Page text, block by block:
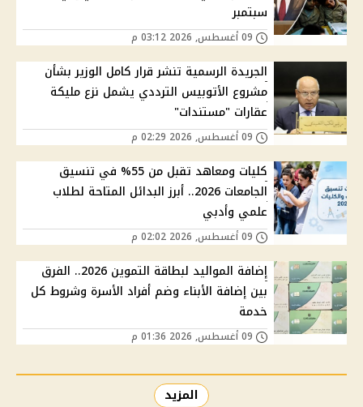
سبتمبر
الجريدة الرسمية تنشر قرار كامل الوزير بشأن
مشروع الأتوبيس الترددي يشمل نزع مليكة
عقارات "مستندات"
كليات ومعاهد تقبل من 55% في تنسيق
الجامعات 2026.. أبرز البدائل المتاحة لطلاب
علمي وأدبي
إضافة المواليد لبطاقة التموين 2026.. الفرق
بين إضافة الأبناء وضم أفراد الأسرة وشروط كل
خدمة
المزيد